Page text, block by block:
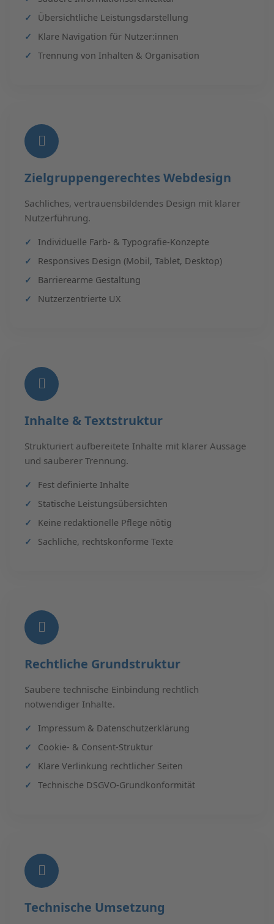
Übersichtliche Leistungsdarstellung
Klare Navigation für Nutzer:innen
Trennung von Inhalten & Organisation
Zielgruppengerechtes Webdesign
Sachliches, vertrauensbildendes Design mit klarer
Nutzerführung.
Individuelle Farb- & Typografie-Konzepte
Responsives Design (Mobil, Tablet, Desktop)
Barrierearme Gestaltung
Nutzerzentrierte UX
Inhalte & Textstruktur
Strukturiert aufbereitete Inhalte mit klarer Aussage
und sauberer Trennung.
Fest definierte Inhalte
Statische Leistungsübersichten
Keine redaktionelle Pflege nötig
Sachliche, rechtskonforme Texte
Rechtliche Grundstruktur
Saubere technische Einbindung rechtlich
notwendiger Inhalte.
Impressum & Datenschutzerklärung
Cookie- & Consent-Struktur
Klare Verlinkung rechtlicher Seiten
Technische DSGVO-Grundkonformität
Technische Umsetzung